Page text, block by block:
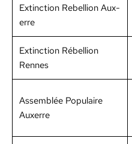
Extinc­tion Rebel­lion Aux­
erre
Extinc­tion Rébel­lion
Rennes
Assem­blée Pop­u­laire
Aux­erre